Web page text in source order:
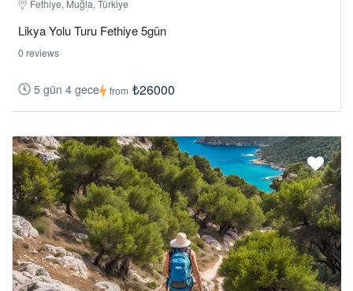
Fethiye, Muğla, Türkiye
Likya Yolu Turu Fethiye 5gün
0 reviews
5 gün 4 gece from ₺26000